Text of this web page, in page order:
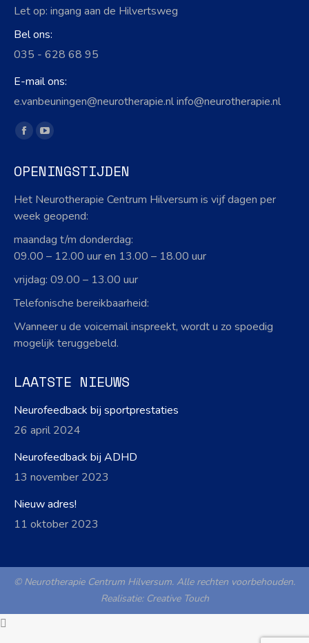
Let op: ingang aan de Hilvertsweg
Bel ons:
035 - 628 68 95
E-mail ons:
e.vanbeuningen@neurotherapie.nl info@neurotherapie.nl
Vind ons op:
Facebook
opens
in
new
YouTube
opens
new
OPENINGSTIJDEN
Het Neurotherapie Centrum Hilversum is vijf dagen per
week geopend:
maandag t/m donderdag:
09.00 – 12.00 uur en 13.00 – 18.00 uur
vrijdag: 09.00 – 13.00 uur
Telefonische bereikbaarheid:
Wanneer u de voicemail inspreekt, wordt u zo spoedig
mogelijk teruggebeld.
LAATSTE NIEUWS
Neurofeedback bij sportprestaties
26 april 2024
Neurofeedback bij ADHD
13 november 2023
Nieuw adres!
11 oktober 2023
© Neurotherapie Centrum Hilversum. Alle rechten voorbehouden.
Realisatie: Creative Touch